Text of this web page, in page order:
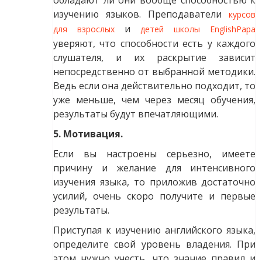
изучению языков. Преподавателикурсов
для взрослых идетей школы EnglishPapa
уверяют, что способности есть у каждого
слушателя, и их раскрытие зависит
непосредственно от выбранной методики.
Ведь если она действительно подходит, то
уже меньше, чем через месяц обучения,
результаты будут впечатляющими.
5. Мотивация.
Если вы настроены серьезно, имеете
причину и желание для интенсивного
изучения языка, то приложив достаточно
усилий, очень скоро получите и первые
результаты.
Приступая к изучению английского языка,
определите свой уровень владения. При